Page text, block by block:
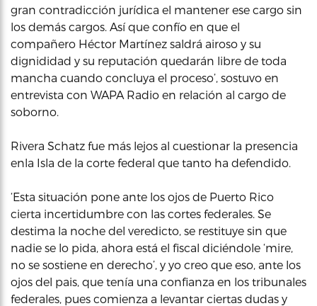
gran contradicción jurídica el mantener ese cargo sin
los demás cargos. Así que confío en que el
compañero Héctor Martínez saldrá airoso y su
dignididad y su reputación quedarán libre de toda
mancha cuando concluya el proceso’, sostuvo en
entrevista con WAPA Radio en relación al cargo de
soborno.
Rivera Schatz fue más lejos al cuestionar la presencia
enla Isla de la corte federal que tanto ha defendido.
‘Esta situación pone ante los ojos de Puerto Rico
cierta incertidumbre con las cortes federales. Se
destima la noche del veredicto, se restituye sin que
nadie se lo pida, ahora está el fiscal diciéndole ‘mire,
no se sostiene en derecho’, y yo creo que eso, ante los
ojos del pais, que tenía una confianza en los tribunales
federales, pues comienza a levantar ciertas dudas y